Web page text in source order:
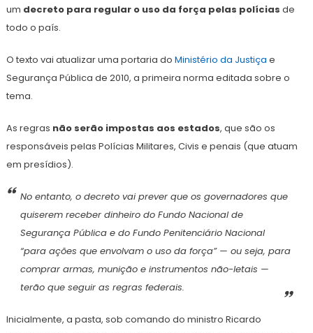
um decreto para regular o uso da força pelas polícias de
todo o país.
O texto vai atualizar uma portaria do Ministério da Justiça e
Segurança Pública de 2010, a primeira norma editada sobre o
tema.
As regras não serão impostas aos estados, que são os
responsáveis pelas Polícias Militares, Civis e penais (que atuam
em presídios).
No entanto, o decreto vai prever que os governadores que
quiserem receber dinheiro do Fundo Nacional de
Segurança Pública e do Fundo Penitenciário Nacional
“para ações que envolvam o uso da força” — ou seja, para
comprar armas, munição e instrumentos não-letais —
terão que seguir as regras federais.
Inicialmente, a pasta, sob comando do ministro Ricardo